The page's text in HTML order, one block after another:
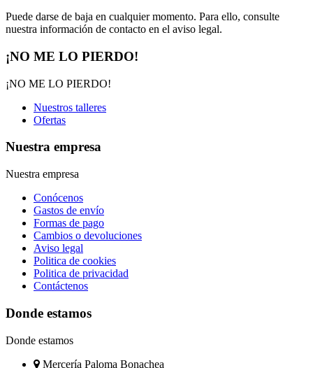
Puede darse de baja en cualquier momento. Para ello, consulte
nuestra información de contacto en el aviso legal.
¡NO ME LO PIERDO!
¡NO ME LO PIERDO!
Nuestros talleres
Ofertas
Nuestra empresa
Nuestra empresa
Conócenos
Gastos de envío
Formas de pago
Cambios o devoluciones
Aviso legal
Politica de cookies
Politica de privacidad
Contáctenos
Donde estamos
Donde estamos
Mercería Paloma Bonachea